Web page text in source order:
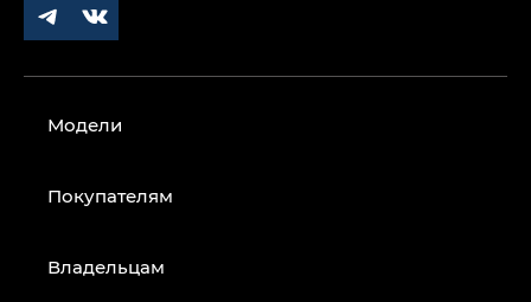
Модели
Покупателям
Владельцам